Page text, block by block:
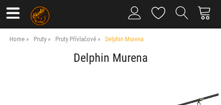
Home Pruty Pruty Přívlačové Delphin Murena
Delphin Murena